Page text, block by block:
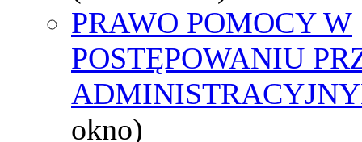
PRAWO POMOCY W
POSTĘPOWANIU
okno)